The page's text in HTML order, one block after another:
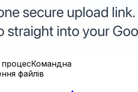
процесКомандна
файлів